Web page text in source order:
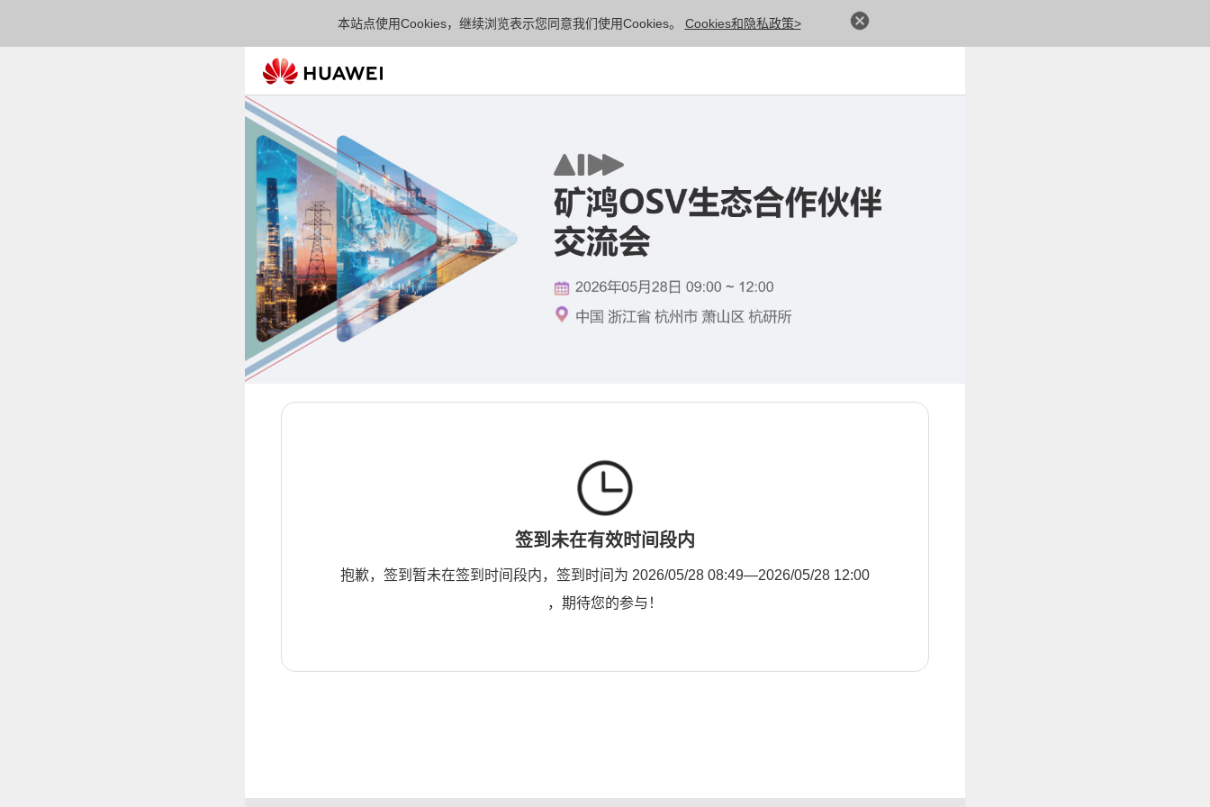
本站点使用Cookies，继续浏览表示您同意我们使用Cookies。 Cookies和隐私政策>
签到未在有效时间段内
抱歉，签到暂未在签到时间段内，签到时间为 2026/05/28 08:49—2026/05/28 12:00
，期待您的参与！